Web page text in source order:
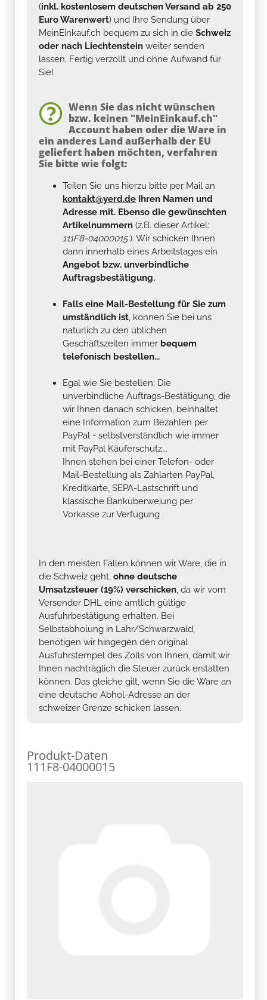
(inkl. kostenlosem deutschen Versand ab 250
Euro Warenwert) und Ihre Sendung über
MeinEinkauf.ch bequem zu sich in die Schweiz
oder nach Liechtenstein weiter senden
lassen. Fertig verzollt und ohne Aufwand für
Sie!
Wenn Sie das nicht wünschen
bzw. keinen "MeinEinkauf.ch"
Account haben oder die Ware in
ein anderes Land außerhalb der EU
geliefert haben möchten, verfahren
Sie bitte wie folgt:
Teilen Sie uns hierzu bitte per Mail an
kontakt@yerd.de Ihren Namen und
Adresse mit. Ebenso die gewünschten
Artikelnummern (z.B. dieser Artikel:
111F8-04000015). Wir schicken Ihnen
dann innerhalb eines Arbeitstages ein
Angebot bzw. unverbindliche
Auftragsbestätigung.
Falls eine Mail-Bestellung für Sie zum
umständlich ist, können Sie bei uns
natürlich zu den üblichen
Geschäftszeiten immer bequem
telefonisch bestellen...
Egal wie Sie bestellen: Die
unverbindliche Auftrags-Bestätigung, die
wir Ihnen danach schicken, beinhaltet
eine Information zum Bezahlen per
PayPal - selbstverständlich wie immer
mit PayPal Käuferschutz...
Ihnen stehen bei einer Telefon- oder
Mail-Bestellung als Zahlarten PayPal,
Kreditkarte, SEPA-Lastschrift und
klassische Banküberweiung per
Vorkasse zur Verfügung .
In den meisten Fällen können wir Ware, die in
die Schweiz geht, ohne deutsche
Umsatzsteuer (19%) verschicken, da wir vom
Versender DHL eine amtlich gültige
Ausfuhrbestätigung erhalten. Bei
Selbstabholung in Lahr/Schwarzwald,
benötigen wir hingegen den original
Ausfuhrstempel des Zolls von Ihnen, damit wir
Ihnen nachträglich die Steuer zurück erstatten
können. Das gleiche gilt, wenn Sie die Ware an
eine deutsche Abhol-Adresse an der
schweizer Grenze schicken lassen.
Produkt-Daten
111F8-04000015